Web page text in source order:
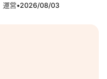
運営•2026/08/03